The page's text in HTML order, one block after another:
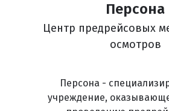
Персона
Центр предрейсовых
осмотров
Персона -
учреждение,